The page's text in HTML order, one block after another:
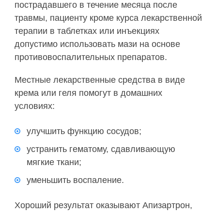
пострадавшего в течение месяца после
травмы, пациенту кроме курса лекарственной
терапии в таблетках или инъекциях
допустимо использовать мази на основе
противовоспалительных препаратов.
Местные лекарственные средства в виде
крема или геля помогут в домашних
условиях:
улучшить функцию сосудов;
устранить гематому, сдавливающую
мягкие ткани;
уменьшить воспаление.
Хороший результат оказывают Апизартрон,